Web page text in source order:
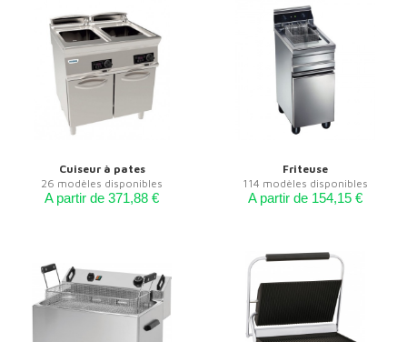
Cuiseur à pates
26 modèles disponibles
A partir de 371,88 €
Friteuse
114 modèles disponibles
A partir de 154,15 €